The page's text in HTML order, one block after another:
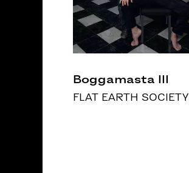
Boggamasta III
FLAT EARTH SOCIETY